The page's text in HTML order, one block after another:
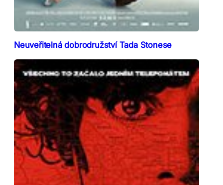
Neuveřitelná dobrodružství Tada Stonese